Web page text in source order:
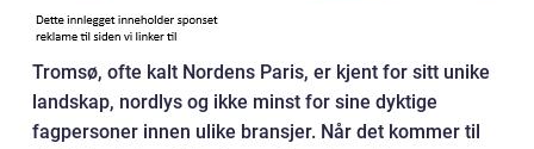
Tromsø, ofte kalt Nordens Paris, er kjent for sitt unike
landskap, nordlys og ikke minst for sine dyktige
fagpersoner innen ulike bransjer. Når det kommer til